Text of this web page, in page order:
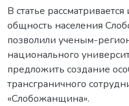
В статье
общность населения
позволили ученым-
национального
предложить создание
трансграничного
«Слобожанщина».